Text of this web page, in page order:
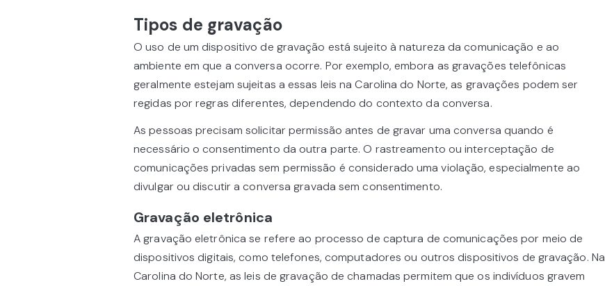
Tipos de gravação
O uso de um dispositivo de gravação está sujeito à natureza da comunicação e ao
ambiente em que a conversa ocorre. Por exemplo, embora as gravações telefônicas
geralmente estejam sujeitas a essas leis na Carolina do Norte, as gravações podem ser
regidas por regras diferentes, dependendo do contexto da conversa.
As pessoas precisam solicitar permissão antes de gravar uma conversa quando é
necessário o consentimento da outra parte. O rastreamento ou interceptação de
comunicações privadas sem permissão é considerado uma violação, especialmente ao
divulgar ou discutir a conversa gravada sem consentimento.
Gravação eletrônica
A gravação eletrônica se refere ao processo de captura de comunicações por meio de
dispositivos digitais, como telefones, computadores ou outros dispositivos de gravação. Na
Carolina do Norte, as leis de gravação de chamadas permitem que os indivíduos gravem